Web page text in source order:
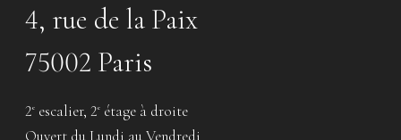
4, rue de la Paix
75002 Paris
2e escalier, 2e étage à droite
Ouvert du Lundi au Vendredi